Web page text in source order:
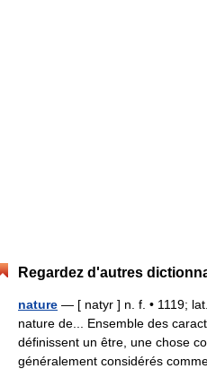
Regardez d'autres
nature — [ natyr ] n. f. • 1119;
nature de... Ensemble des
définissent un être, une chose
généralement considérés